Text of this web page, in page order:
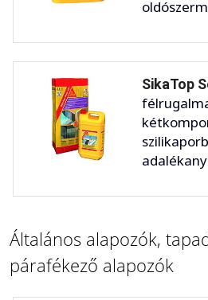
SikaTop
Általános alapozók,
párafékező alapozók